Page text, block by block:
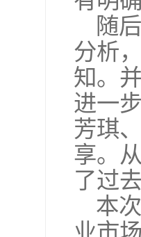
随
分析
知。
进一
芳琪
享。
了过
本
业市